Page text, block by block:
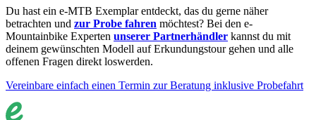
Du hast ein e-MTB Exemplar entdeckt, das du gerne näher
betrachten und zur Probe fahren möchtest? Bei den e-
Mountainbike Experten unserer Partnerhändler kannst du mit
deinem gewünschten Modell auf Erkundungstour gehen und alle
offenen Fragen direkt loswerden.
Vereinbare einfach einen Termin zur Beratung inklusive Probefahrt